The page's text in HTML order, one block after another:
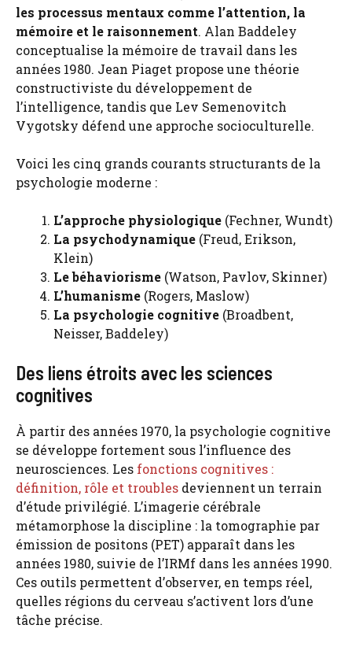
les processus mentaux comme l’attention, la
mémoire et le raisonnement. Alan Baddeley
conceptualise la mémoire de travail dans les
années 1980. Jean Piaget propose une théorie
constructiviste du développement de
l’intelligence, tandis que Lev Semenovitch
Vygotsky défend une approche socioculturelle.
Voici les cinq grands courants structurants de la
psychologie moderne :
L’approche physiologique (Fechner, Wundt)
La psychodynamique (Freud, Erikson,
Klein)
Le béhaviorisme (Watson, Pavlov, Skinner)
L’humanisme (Rogers, Maslow)
La psychologie cognitive (Broadbent,
Neisser, Baddeley)
Des liens étroits avec les sciences
cognitives
À partir des années 1970, la psychologie cognitive
se développe fortement sous l’influence des
neurosciences. Les fonctions cognitives :
définition, rôle et troubles deviennent un terrain
d’étude privilégié. L’imagerie cérébrale
métamorphose la discipline : la tomographie par
émission de positons (PET) apparaît dans les
années 1980, suivie de l’IRMf dans les années 1990.
Ces outils permettent d’observer, en temps réel,
quelles régions du cerveau s’activent lors d’une
tâche précise.